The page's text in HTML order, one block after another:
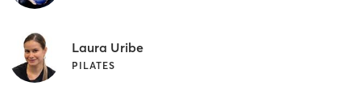
Laura Uribe
PILATES